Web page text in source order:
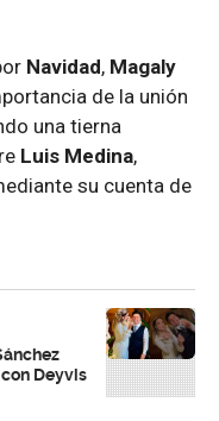
Navidad, Magaly
de la unión
una tierna
Luis Medina,
su cuenta de
Deyvis